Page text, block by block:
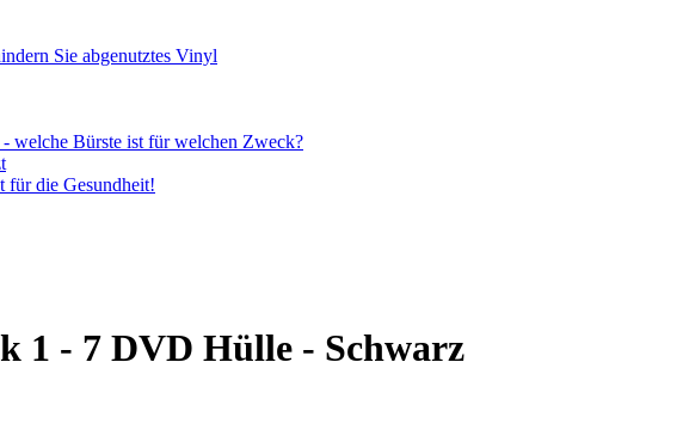
Sie abgenutztes Vinyl
welche Bürste ist für welchen Zweck?
für die Gesundheit!
1 - 7 DVD Hülle - Schwarz